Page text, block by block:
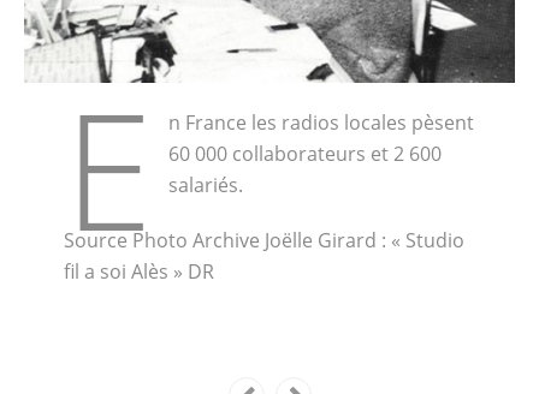
e
n France les radios locales pèsent
60 000 collaborateurs et 2 600
salariés.
Source Photo Archive Joëlle Girard : « Studio
fil a soi Alès » DR